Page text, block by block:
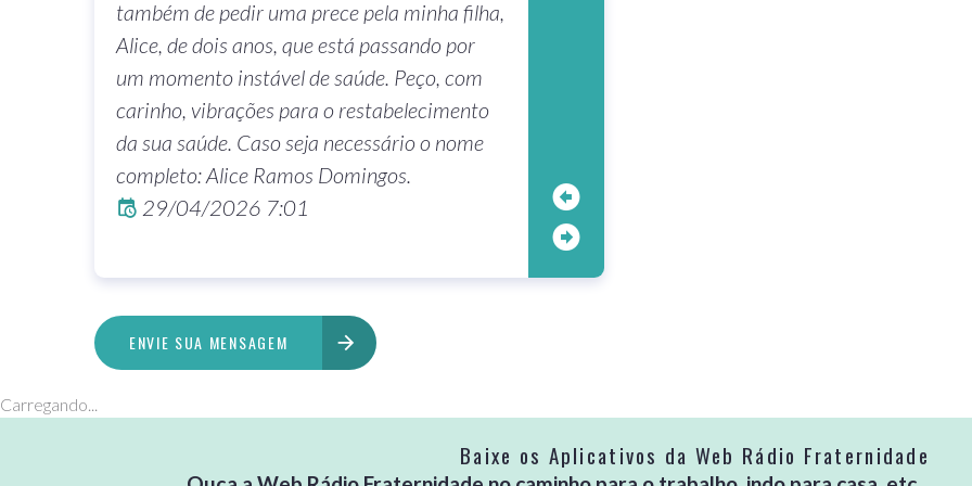
também de pedir uma prece pela minha filha,
Alice, de dois anos, que está passando por
um momento instável de saúde. Peço, com
carinho, vibrações para o restabelecimento
da sua saúde. Caso seja necessário o nome
completo: Alice Ramos Domingos.
29/04/2026 7:01
ENVIE SUA MENSAGEM
Carregando...
Baixe os Aplicativos da Web Rádio Fraternidade